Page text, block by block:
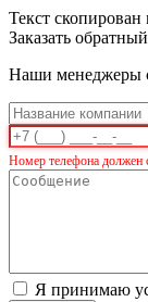
Текст
Заказать
Наши менеджеры
Номер телефона должен
Я принимаю